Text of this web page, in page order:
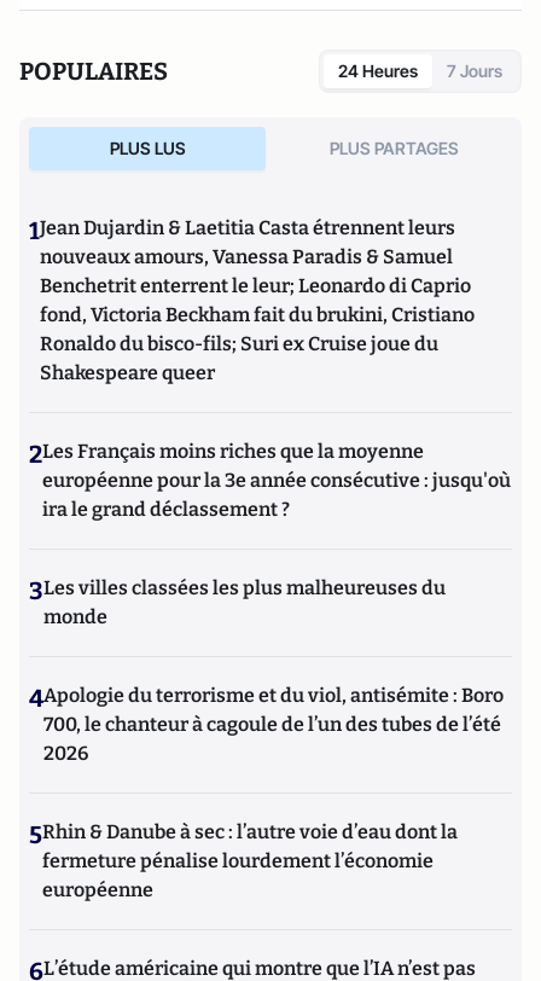
POPULAIRES 24 Heures 7 Jours
PLUS LUS PLUS PARTAGES
1Jean Dujardin & Laetitia Casta étrennent leurs
nouveaux amours, Vanessa Paradis & Samuel
Benchetrit enterrent le leur; Leonardo di Caprio
fond, Victoria Beckham fait du brukini, Cristiano
Ronaldo du bisco-fils; Suri ex Cruise joue du
Shakespeare queer
2Les Français moins riches que la moyenne
européenne pour la 3e année consécutive : jusqu'où
ira le grand déclassement ?
3Les villes classées les plus malheureuses du
monde
4Apologie du terrorisme et du viol, antisémite : Boro
700, le chanteur à cagoule de l’un des tubes de l’été
2026
5Rhin & Danube à sec : l’autre voie d’eau dont la
fermeture pénalise lourdement l’économie
européenne
6L’étude américaine qui montre que l’IA n’est pas